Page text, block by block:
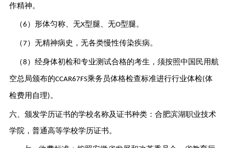
作精神。
（6 ）形体匀称、无X型腿、无O型腿。
（7 ）无精神病史，无各类慢性传染疾病。
（8 ）经身体初检和专业测试合格的考生，须按照中国民用航
空总局颁布的CCAR67FS乘务员体格检查标准进行行业体检(体
检费用自理) 。
六、颁发学历证书的学校名称及证书种类：合肥滨湖职业技术
学院，普通高等学校学历证书。